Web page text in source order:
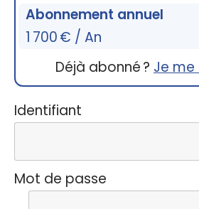
Abonnement annuel
1 700 € / An
Déjà abonné ? Je
Identifiant
Mot de passe